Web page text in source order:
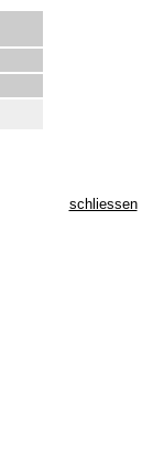
schliessen